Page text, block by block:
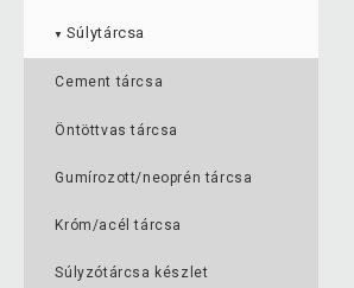
▼ Súlytárcsa
Cement tárcsa
Öntöttvas tárcsa
Gumírozott/neoprén tárcsa
Króm/acél tárcsa
Súlyzótárcsa készlet